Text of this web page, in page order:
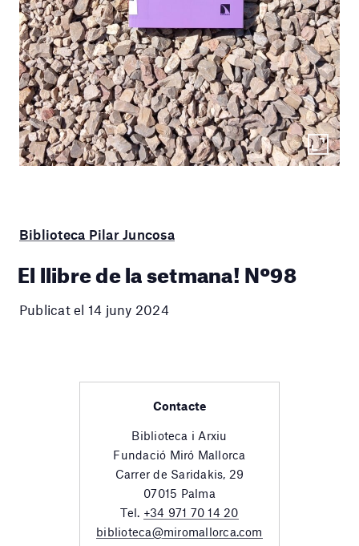
Biblioteca Pilar Juncosa
El llibre de la setmana! Nº98
Publicat el 14 juny 2024
Contacte
Biblioteca i Arxiu
Fundació Miró Mallorca
Carrer de Saridakis, 29
07015 Palma
Tel. +34 971 70 14 20
biblioteca@miromallorca.com